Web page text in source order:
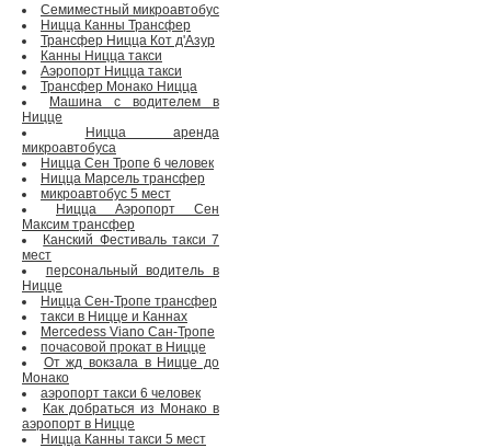
Семиместный микроавтобус
Ницца Канны Трансфер
Трансфер Ницца Кот д'Азур
Канны Ницца такси
Аэропорт Ницца такси
Трансфер Монако Ницца
Машина с водителем в
Ницце
Ницца аренда
микроавтобуса
Ницца Сен Тропе 6 человек
Ницца Марсель трансфер
микроавтобус 5 мест
Ницца Аэропорт Сен
Максим трансфер
Канский Фестиваль такси 7
мест
персональный водитель в
Ницце
Ницца Сен-Тропе трансфер
такси в Ницце и Каннах
Mercedess Viano Сан-Тропе
почасовой прокат в Ницце
От жд вокзала в Ницце до
Монако
аэропорт такси 6 человек
Как добраться из Монако в
аэропорт в Ницце
Ницца Канны такси 5 мест